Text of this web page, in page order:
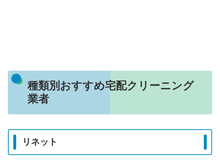
種類別おすすめ宅配クリーニング
業者
リネット